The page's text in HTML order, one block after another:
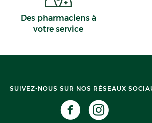
Des pharmaciens à
votre service
SUIVEZ-NOUS SUR NOS RÉSEAUX